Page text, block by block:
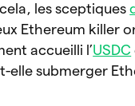
les sceptiques
Ethereum killer
accueilli l’USDC
elle submerger